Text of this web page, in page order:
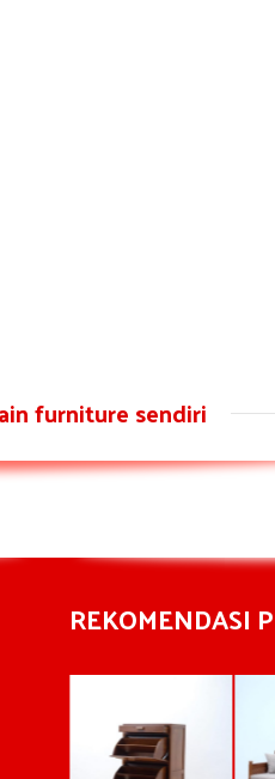
furniture sendiri
REKOMENDASI